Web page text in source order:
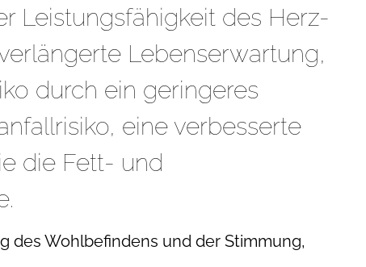
Leistungsfähigkeit des Herz-
Lebenserwartung,
durch ein geringeres
eine verbesserte
die Fett- und
des Wohlbefindens und der Stimmung,